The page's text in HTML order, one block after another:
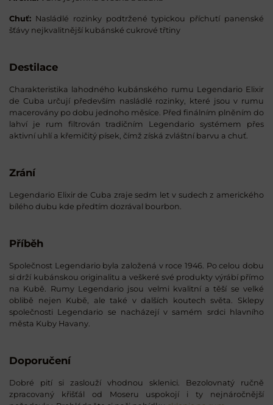
Chuť: Nasládlé rozinky podtržené typickou příchutí panenské
šťávy nejkvalitnější kubánské cukrové třtiny
Destilace
Charakteristika lahodného kubánského rumu Legendario Elixir
de Cuba určují především nasládlé rozinky, které jsou v rumu
macerovány po dobu jednoho měsíce. Před finálním plněním do
lahví je rum filtrován tradičním Legendario systémem přes
aktivní uhlí a křemičitý písek, čímž získá zvláštní barvu a chuť.
Zrání
Legendario Elixir de Cuba zraje sedm let v sudech z amerického
bílého dubu kde předtím dozrával bourbon.
Příběh
Společnost Legendario byla založená v roce 1946. Po celou dobu
si drží kubánskou originalitu a veškeré své produkty výrábí přímo
na Kubě. Rumy Legendario jsou velmi kvalitní a těší se velké
oblibě nejen Kubě, ale také v dalších koutech světa. Sklepy
společnosti Legendario se nacházejí v samém srdci hlavního
města Kuby Havany.
Doporučení
Dobré pití si zaslouží vhodnou sklenici. Bezolovnatý ručně
zpracovaný křišťál od Moseru uspokojí i ty nejnáročnější